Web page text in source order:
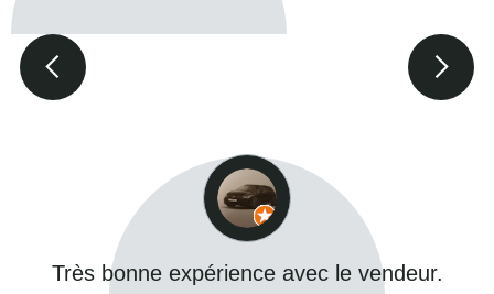
Très bonne expérience avec le vendeur.